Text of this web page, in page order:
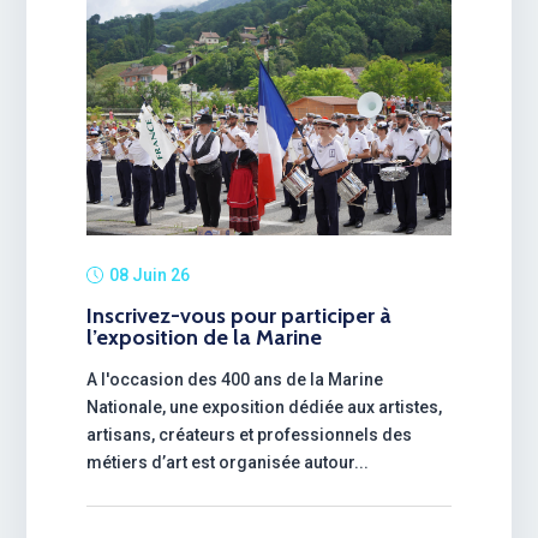
08 Juin 26
Inscrivez-vous pour participer à
l’exposition de la Marine
A l'occasion des 400 ans de la Marine
Nationale, une exposition dédiée aux artistes,
artisans, créateurs et professionnels des
métiers d’art est organisée autour...